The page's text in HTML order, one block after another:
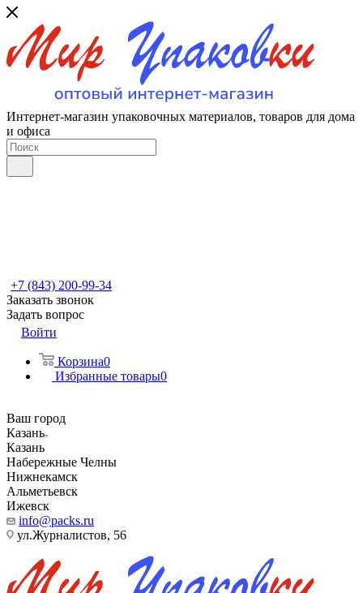
Интернет-магазин упаковочных материалов, товаров для дома
и офиса
+7 (843) 200-99-34
Заказать звонок
Задать вопрос
Войти
Корзина0
Избранные товары0
Ваш город
Казань
Казань
Набережные Челны
Нижнекамск
Альметьевск
Ижевск
info@packs.ru
ул.Журналистов, 56